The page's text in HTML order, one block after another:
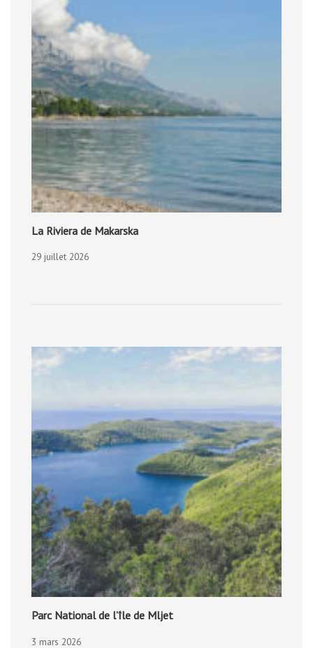
La Riviera de Makarska
29 juillet 2026
Parc National de l’île de Mljet
3 mars 2026